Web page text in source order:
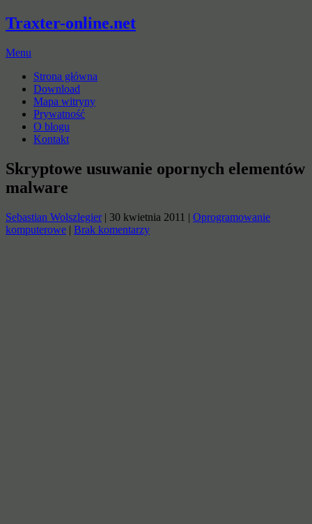
Traxter-online.net
Menu
Strona główna
Download
Mapa witryny
Prywatność
O blogu
Kontakt
Skryptowe usuwanie opornych elementów
malware
Sebastian Wolszlegier| 30 kwietnia 2011 | Oprogramowanie
komputerowe | Brak komentarzy